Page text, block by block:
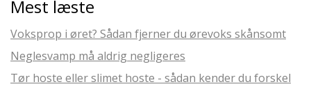
Mest læste
Voksprop i øret? Sådan fjerner du ørevoks skånsomt
Neglesvamp må aldrig negligeres
Tør hoste eller slimet hoste - sådan kender du forskel